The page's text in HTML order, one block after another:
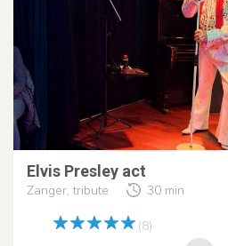
Elvis Presley act
Zanger, tribute 30 min
(8)